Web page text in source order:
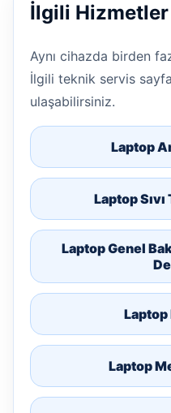
İlgili Hizmetler
Aynı cihazda birden
İlgili teknik servis
ulaşabilirsiniz.
Laptop
Laptop Sıvı
Laptop Genel
Laptop
Laptop